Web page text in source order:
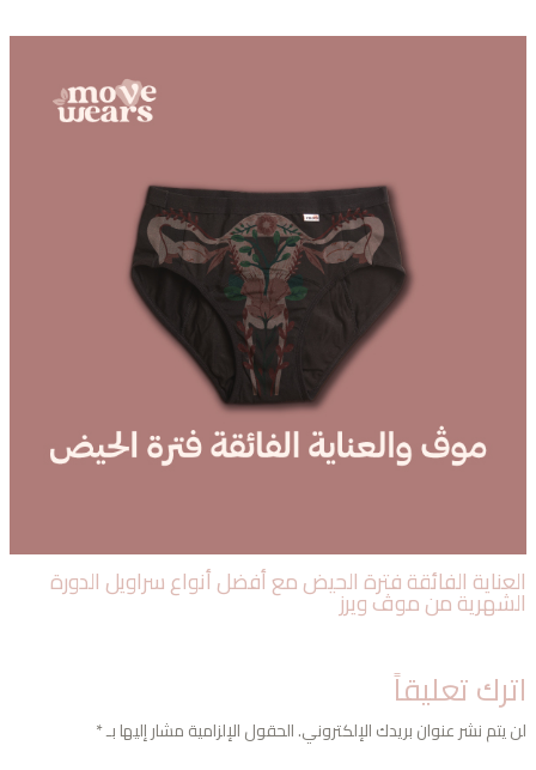
الفائقة فترة الحيض مع أفضل أنواع سراويل الدورة
من موڤ ويرز
تعليقاً
يتم نشر عنوان بريدك الإلكتروني.الحقول الإلزامية مشار إليها بـ*